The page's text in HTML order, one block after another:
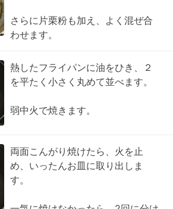
さらに片栗粉も加え、よく混ぜ合
わせます。
熱したフライパンに油をひき、２
を平たく小さく丸めて並べます。
弱中火で焼きます。
両面こんがり焼けたら、火を止
め、いったんお皿に取り出しま
す。